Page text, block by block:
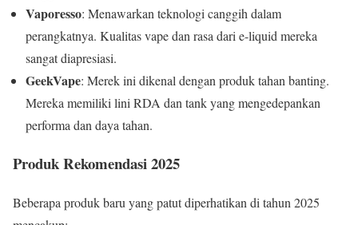
Vaporesso: Menawarkan teknologi canggih dalam
perangkatnya. Kualitas vape dan rasa dari e-liquid mereka
sangat diapresiasi.
GeekVape: Merek ini dikenal dengan produk tahan banting.
Mereka memiliki lini RDA dan tank yang mengedepankan
performa dan daya tahan.
Produk Rekomendasi 2025
Beberapa produk baru yang patut diperhatikan di tahun 2025